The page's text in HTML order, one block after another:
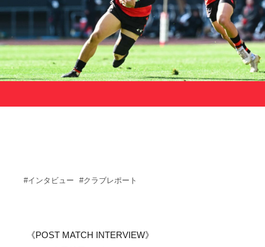
運動部支援
お問い合わせ
プライバシーポリシー
#メディア情報#キャンプ
#インタビュー #クラブレポート
《POST MATCH INTERVIEW》